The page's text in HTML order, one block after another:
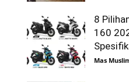
8
160
Mas